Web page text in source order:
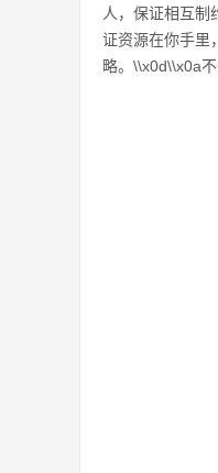
人，保证相互制
证资源在你手里
略。\\x0d\\x0a